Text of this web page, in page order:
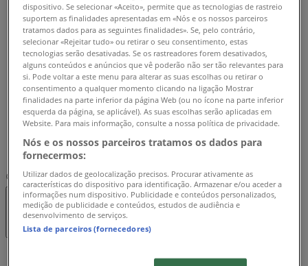
Terça-feira
08:30 - 15:30
Quarta-feira
08:30 - 15:30
Quinta-feira
08:30 - 15:30
Sexta-feira
08:30 - 15:30
Sábado
Fechado
Mapa
239008720
Fechado
dispositivo. Se selecionar «Aceito», permite que as tecnologias de rastreio
suportem as finalidades apresentadas em «Nós e os nossos parceiros
tratamos dados para as seguintes finalidades». Se, pelo contrário,
selecionar «Rejeitar tudo» ou retirar o seu consentimento, estas
tecnologias serão desativadas. Se os rastreadores forem desativados,
alguns conteúdos e anúncios que vê poderão não ser tão relevantes para
si. Pode voltar a este menu para alterar as suas escolhas ou retirar o
consentimento a qualquer momento clicando na ligação Mostrar
finalidades na parte inferior da página Web (ou no ícone na parte inferior
esquerda da página, se aplicável). As suas escolhas serão aplicadas em
Website. Para mais informação, consulte a nossa política de privacidade.
Nós e os nossos parceiros tratamos os dados para
fornecermos:
Utilizar dados de geolocalização precisos. Procurar ativamente as
características do dispositivo para identificação. Armazenar e/ou aceder a
informações num dispositivo. Publicidade e conteúdos personalizados,
medição de publicidade e conteúdos, estudos de audiência e
desenvolvimento de serviços.
Lista de parceiros (fornecedores)